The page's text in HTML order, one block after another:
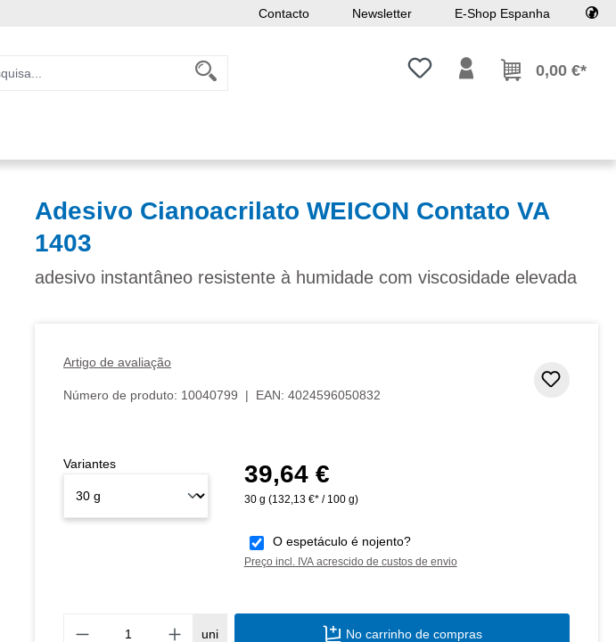
Contacto Newsletter E-Shop Espanha
Tem 0 itens da lista de desejos
0,00 €*
Adesivo Cianoacrilato WEICON Contato VA
1403
adesivo instantâneo resistente à humidade com viscosidade elevada
Artigo de avaliação
Número de produto: 10040799 | EAN: 4024596050832
Preço normal:
39,64 €
30 g (132,13 €* / 100 g)
O espetáculo é nojento?
Preço incl. IVA acrescido de custos de envio
Variantes
Quantidade do Produto: Insira a
uni No carrinho de compras